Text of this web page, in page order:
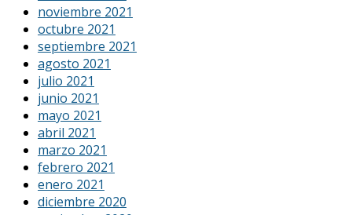
noviembre 2021
octubre 2021
septiembre 2021
agosto 2021
julio 2021
junio 2021
mayo 2021
abril 2021
marzo 2021
febrero 2021
enero 2021
diciembre 2020